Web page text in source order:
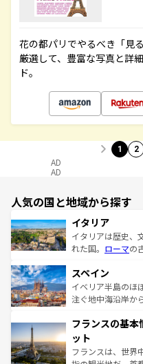
花の都パリでやるべき「見
厳選して、豊富な写真と詳
ド。
1 2
AD
AD
人気の国と地域から探す
イタリア
イタリアは歴史、
れた国。 ローマの
ろん、トスカーナ
景など、自然景観
ピザやパスタなど
ませてくれるイタ
なお、新着のイタ
しい。
スペイン
イベリア半島のほ
注ぐ地中海沿岸か
文化が根付くこの
れる闘牛、そして
る。首都マドリー
アートに溢れた街
フランスの基本
ット
フランスは、世界